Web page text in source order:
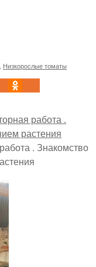
Низкорослые томаты
. Знакомство